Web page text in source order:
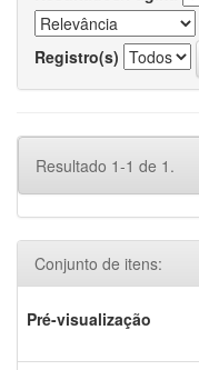
Registro(s)
Resultado 1-1 de 1.
Conjunto de itens:
Pré-visualização